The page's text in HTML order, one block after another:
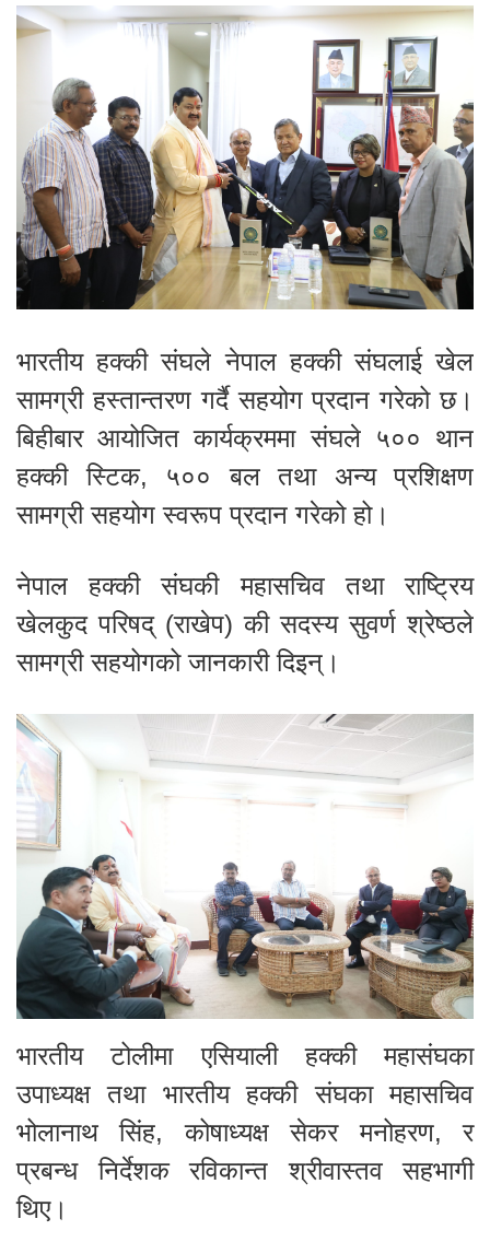
भारतीय हक्की संघले नेपाल हक्की संघलाई खेल
सामग्री हस्तान्तरण गर्दै सहयोग प्रदान गरेको छ।
बिहीबार आयोजित कार्यक्रममा संघले ५०० थान
हक्की स्टिक, ५०० बल तथा अन्य प्रशिक्षण
सामग्री सहयोग स्वरूप प्रदान गरेको हो।
नेपाल हक्की संघकी महासचिव तथा राष्ट्रिय
खेलकुद परिषद् (राखेप) की सदस्य सुवर्ण श्रेष्ठले
सामग्री सहयोगको जानकारी दिइन्।
भारतीय टोलीमा एसियाली हक्की महासंघका
उपाध्यक्ष तथा भारतीय हक्की संघका महासचिव
भोलानाथ सिंह, कोषाध्यक्ष सेकर मनोहरण, र
प्रबन्ध निर्देशक रविकान्त श्रीवास्तव सहभागी
थिए।